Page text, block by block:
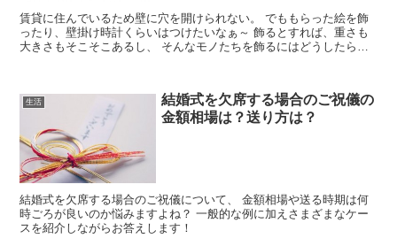
賃貸に住んでいるため壁に穴を開けられない。 でももらった絵を飾
ったり、壁掛け時計くらいはつけたいなぁ～ 飾るとすれば、重さも
大きさもそこそこあるし、 そんなモノたちを飾るにはどうしたらい
生活
結婚式を欠席する場合のご祝儀の
金額相場は？送り方は？
結婚式を欠席する場合のご祝儀について、 金額相場や送る時期は何
時ごろが良いのか悩みますよね？ 一般的な例に加えさまざまなケー
スを紹介しながらお答えします！